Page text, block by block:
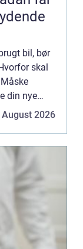
bil, bør
skal
din nye
har du
August 2026